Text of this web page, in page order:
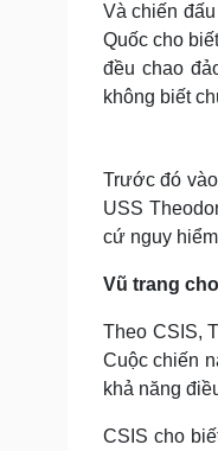
Và chiến
Quốc cho
đều chao
không biết
Trước đó
USS
cứ nguy
Vũ trang
Theo CSIS,
Cuộc chiến
khả năng
CSIS cho